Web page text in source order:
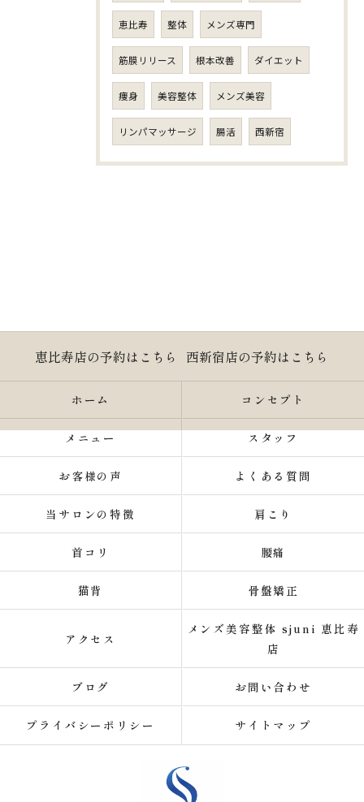
恵比寿 整体 メンズ専門
筋膜リリース 根本改善 ダイエット
痩身 美容整体 メンズ美容
リンパマッサージ 腸活 西新宿
恵比寿店の予約はこちら 西新宿店の予約はこちら
ホーム コンセプト
メニュー スタッフ
お客様の声 よくある質問
当サロンの特徴 肩こり
首コリ 腰痛
猫背 骨盤矯正
アクセス
メンズ美容整体 sjuni 恵比寿
店
ブログ お問い合わせ
プライバシーポリシー サイトマップ